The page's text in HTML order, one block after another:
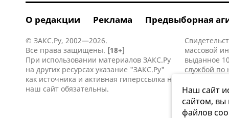
О редакции Реклама Предвыборная
© ЗАКС.Ру, 2002—2026.
Все права защищены. [18+]
При использовании материалов ЗАКС.Ру
на других ресурсах указание "ЗАКС.Ру"
как источника и активная гиперссылка на
наш сайт обязательны.
массовой
выданное
службой по
Наш сайт
сайтом, вы
файлов